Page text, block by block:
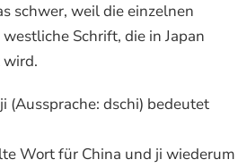
schwer, weil die einzelnen
Schrift, die in Japan
wird.
(Aussprache: dschi) bedeutet
Wort für China und ji wiederum